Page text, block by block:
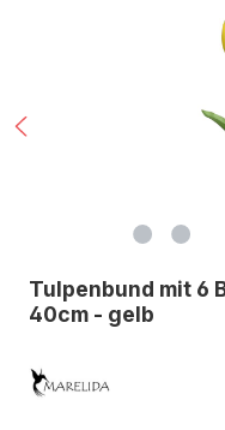
Tulpenbund mit 6
40cm - gelb